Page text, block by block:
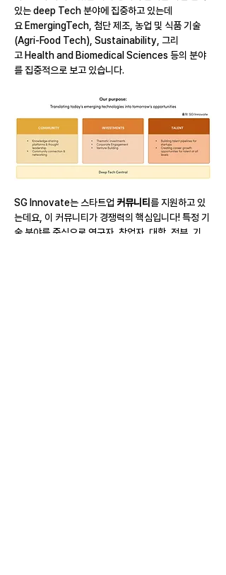
있는 deep Tech 분야에 집중하고 있는데
요 EmergingTech, 첨단 제조, 농업 및 식품 기술
(Agri-Food Tech), Sustainability, 그리
고 Health and Biomedical Sciences 등의 분야
를 집중적으로 보고 있습니다.
SG Innovate는 스타트업 커뮤니티를 지원하고 있
는데요, 이 커뮤니티가 경쟁력의 핵심입니다! 특정 기
술 분야를 중심으로 연구자, 창업자, 대학, 정부, 기